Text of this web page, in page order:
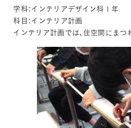
学科：インテリアデザイン科１年
科目：インテリア計画
インテリア計画では、住空間にまつ